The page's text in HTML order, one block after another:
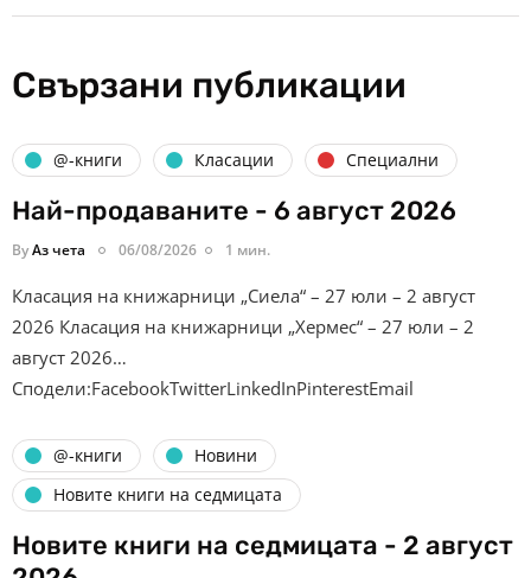
Свързани публикации
@-книги Класации Специални
Най-продаваните - 6 август 2026
ByАз чета 06/08/2026 1 мин.
Класация на книжарници „Сиела“ – 27 юли – 2 август
2026 Класация на книжарници „Хермес“ – 27 юли – 2
август 2026…
Сподели:FacebookTwitterLinkedInPinterestEmail
@-книги
Новини
Новите книги на седмицата
Новите книги на седмицата - 2 август